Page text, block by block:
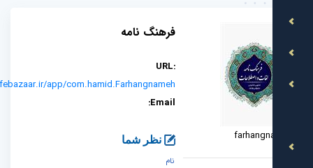
فرهنگ نامه
https://cafebazaar.ir/app/com.hamid.Farhangnameh
نظر شما
نام